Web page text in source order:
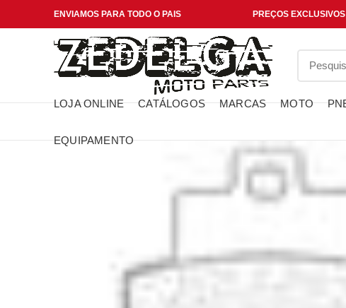
ENVIAMOS PARA TODO O PAIS PREÇOS
LOJA ONLINE CATÁLOGOS MARCAS MOTO
EQUIPAMENTO